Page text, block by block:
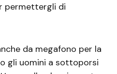
permettergli di
da megafono per la
gli uomini a sottoporsi